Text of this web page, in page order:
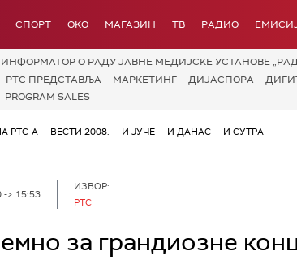
СПОРТ OKO МАГАЗИН ТВ РАДИО
ИНФОРМАТОР О РАДУ ЈАВНЕ МЕДИЈСКЕ УСТАНОВЕ
РТС ПРЕДСТАВЉА МАРКЕТИНГ ДИЈАСПОРА
PROGRAM SALES
РТС-А ВЕСТИ 2008. И ЈУЧЕ И ДАНАС И СУТРА
-> 15:53
ИЗВОР:
РТС
за грандиозне